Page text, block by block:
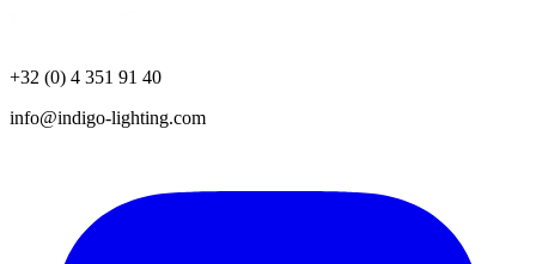
+32 (0) 4 351 91 40
info@indigo-lighting.com